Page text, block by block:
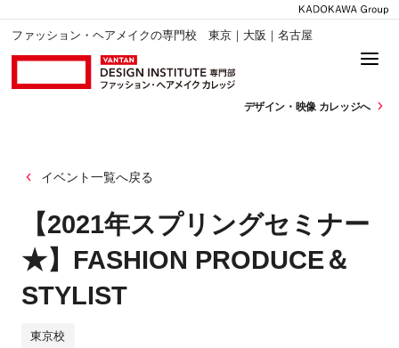
ファッション・ヘアメイクの専門校 東京｜大阪｜名古屋
デザイン・ 映像 カレッジへ
イベント一覧へ戻る
【2021年スプリングセミナー
★】FASHION PRODUCE＆
STYLIST
東京校